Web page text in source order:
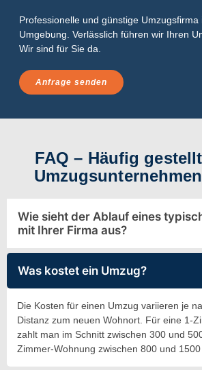
Professionelle und günstige Umzugsfirma
Umgebung. Verlässlich führen wir Ihren
Wir sind für Sie da.
Anfrage senden
FAQ – Häufig
Wie sieht der Ablauf eines
mit Ihrer Firma aus?
Was kostet ein Umzug?
Die Kosten für einen Umzug variieren je
Distanz zum neuen Wohnort. Für eine 1-
zahlt man im Schnitt zwischen 300 und
Zimmer-Wohnung zwischen 800 und